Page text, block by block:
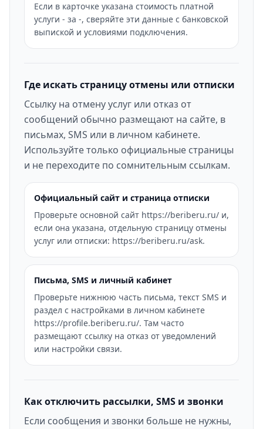
Если в карточке указана стоимость платной
услуги - за -, сверяйте эти данные с банковской
выпиской и условиями подключения.
Где искать страницу отмены или отписки
Ссылку на отмену услуг или отказ от
сообщений обычно размещают на сайте, в
письмах, SMS или в личном кабинете.
Используйте только официальные страницы
и не переходите по сомнительным ссылкам.
Официальный сайт и страница отписки
Проверьте основной сайт https://beriberu.ru/ и,
если она указана, отдельную страницу отмены
услуг или отписки: https://beriberu.ru/ask.
Письма, SMS и личный кабинет
Проверьте нижнюю часть письма, текст SMS и
раздел с настройками в личном кабинете
https://profile.beriberu.ru/. Там часто
размещают ссылку на отказ от уведомлений
или настройки связи.
Как отключить рассылки, SMS и звонки
Если сообщения и звонки больше не нужны,